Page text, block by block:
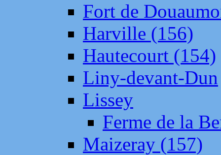
Fort de
Harville (156)
Hautecourt (154)
Liny-devant-Dun
Lissey
Ferme de la
Maizeray (157)